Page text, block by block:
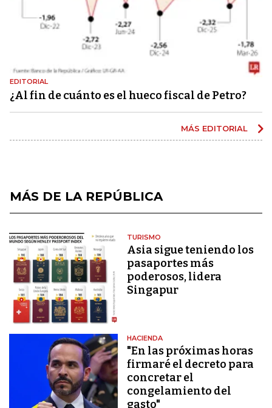
EDITORIAL
¿Al fin de cuánto es el hueco fiscal de Petro?
MÁS EDITORIAL
MÁS DE LA REPÚBLICA
TURISMO
Asia sigue teniendo los
pasaportes más
poderosos, lidera
Singapur
HACIENDA
"En las próximas horas
firmaré el decreto para
concretar el
congelamiento del
gasto"